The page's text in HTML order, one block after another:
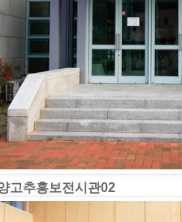
고추홍보전시관02